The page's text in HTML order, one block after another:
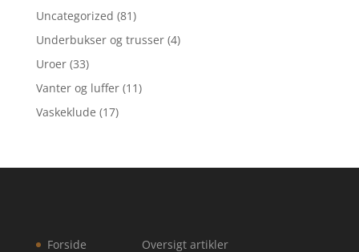
Uncategorized (81)
Underbukser og trusser (4)
Uroer (33)
Vanter og luffer (11)
Vaskeklude (17)
Forside
Oversigt artikler